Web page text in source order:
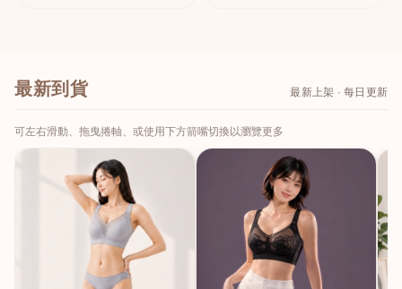
最新到貨 最新上架 · 每日更新
可左右滑動、拖曳捲軸、或使用下方箭嘴切換以瀏覽更多